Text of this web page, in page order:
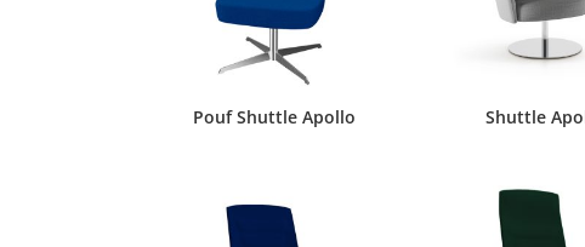
Pouf Shuttle Apollo Shuttle